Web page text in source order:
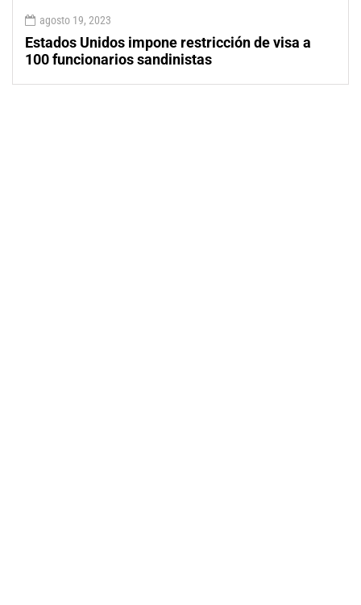
agosto 19, 2023
Estados Unidos impone restricción de visa a
100 funcionarios sandinistas